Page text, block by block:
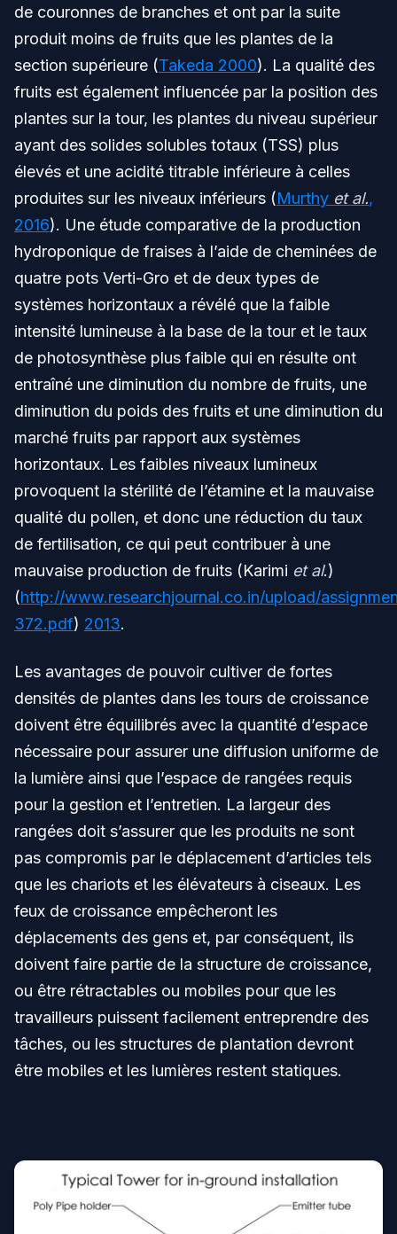
de couronnes de branches et ont par la suite
produit moins de fruits que les plantes de la
section supérieure (Takeda 2000). La qualité des
fruits est également influencée par la position des
plantes sur la tour, les plantes du niveau supérieur
ayant des solides solubles totaux (TSS) plus
élevés et une acidité titrable inférieure à celles
produites sur les niveaux inférieurs (Murthy et al.,
2016). Une étude comparative de la production
hydroponique de fraises à l’aide de cheminées de
quatre pots Verti-Gro et de deux types de
systèmes horizontaux a révélé que la faible
intensité lumineuse à la base de la tour et le taux
de photosynthèse plus faible qui en résulte ont
entraîné une diminution du nombre de fruits, une
diminution du poids des fruits et une diminution du
marché fruits par rapport aux systèmes
horizontaux. Les faibles niveaux lumineux
provoquent la stérilité de l’étamine et la mauvaise
qualité du pollen, et donc une réduction du taux
de fertilisation, ce qui peut contribuer à une
mauvaise production de fruits (Karimi et al.)
(http://www.researchjournal.co.in/upload/
372.pdf) 2013.
Les avantages de pouvoir cultiver de fortes
densités de plantes dans les tours de croissance
doivent être équilibrés avec la quantité d’espace
nécessaire pour assurer une diffusion uniforme de
la lumière ainsi que l’espace de rangées requis
pour la gestion et l’entretien. La largeur des
rangées doit s’assurer que les produits ne sont
pas compromis par le déplacement d’articles tels
que les chariots et les élévateurs à ciseaux. Les
feux de croissance empêcheront les
déplacements des gens et, par conséquent, ils
doivent faire partie de la structure de croissance,
ou être rétractables ou mobiles pour que les
travailleurs puissent facilement entreprendre des
tâches, ou les structures de plantation devront
être mobiles et les lumières restent statiques.